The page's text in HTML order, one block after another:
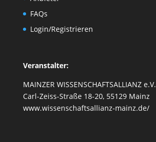
FAQs
Login/Registrieren
Veranstalter:
MAINZER WISSENSCHAFTSALLIANZ e.V.
Carl-Zeiss-Straße 18-20, 55129 Mainz
www.wissenschaftsallianz-mainz.de/